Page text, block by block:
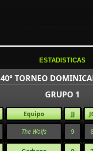
ESTADISTICAS
40° TORNEO
GRUPO 1
Equipo JJ
The Wolfs 9